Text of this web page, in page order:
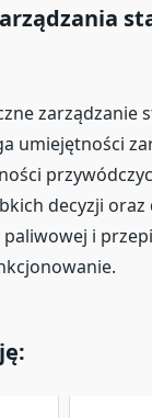
zarządzanie
umiejętności
decyzji oraz
i